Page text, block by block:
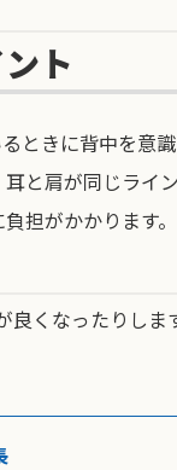
ト
ときに背中を意
と肩が同じライ
担がかかります
くなったりしま